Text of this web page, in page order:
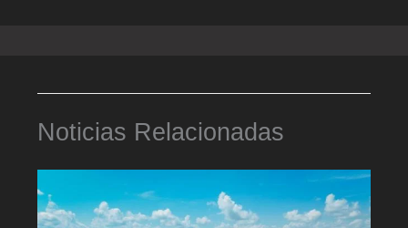
Noticias Relacionadas